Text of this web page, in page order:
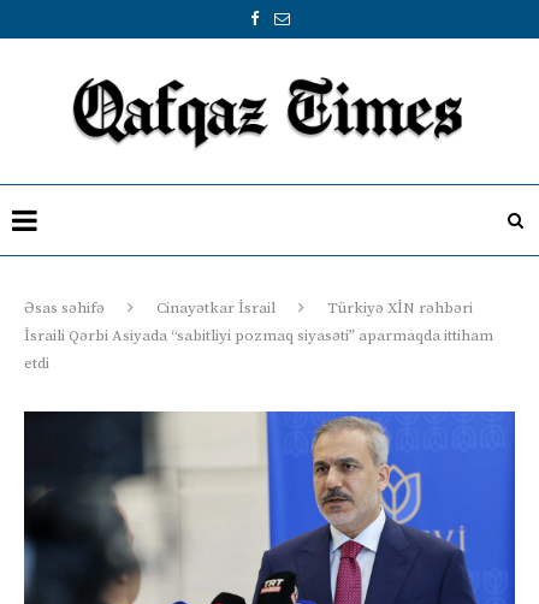
Əsas səhifə Cinayətkar İsrail
Türkiyə XİN rəhbəri
İsraili Qərbi Asiyada “sabitliyi pozmaq siyasəti” aparmaqda ittiham
etdi